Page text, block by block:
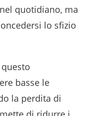
quotidiano, ma
lo sfizio
questo
basse le
la perdita di